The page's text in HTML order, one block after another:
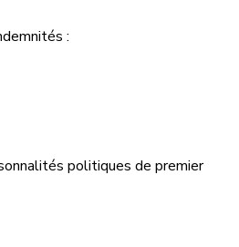
:
politiques de premier